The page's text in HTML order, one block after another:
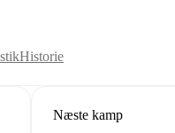
Historie
Næste kamp